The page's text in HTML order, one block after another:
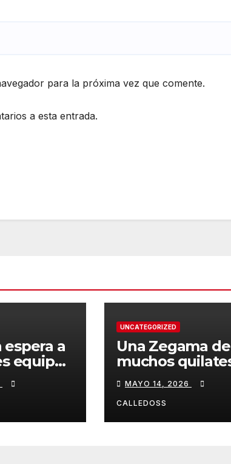
para la próxima vez que comente.
a esta entrada.
a
equipos
UNCATEGORIZED
Una Zegama de
muchos
MAYO 14, 2026
CALLEDOSS